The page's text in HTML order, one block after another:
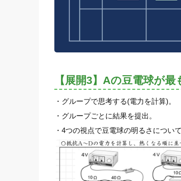
【展開3】Aの豆電球が
・グループで思考する(電力を計算)。
・グループごとに結果を提出。
・4つの視点で豆電球の明るさについ